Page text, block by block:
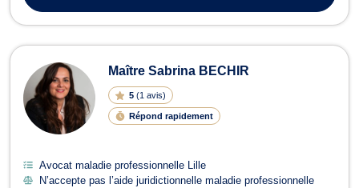
Maître Sabrina BECHIR
5 (1 avis)
Répond rapidement
Avocat maladie professionnelle Lille
N’accepte pas l’aide juridictionnelle maladie professionnelle